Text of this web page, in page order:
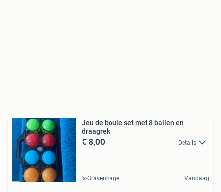
Jeu de boule set met 8 ballen en
draagrek
€ 8,00 Details
's-Gravenhage Vandaag